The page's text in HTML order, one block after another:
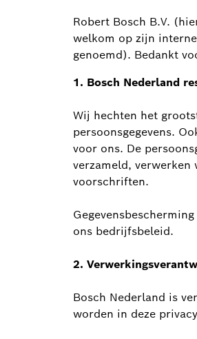
Robert Bosch B.V.
welkom op zijn
genoemd). Bedankt
1. Bosch Nederland
Wij hechten het
persoonsgegevens.
voor ons. De
verzameld,
voorschriften.
ons bedrijfsbeleid.
2.
Bosch Nederland is
worden in deze